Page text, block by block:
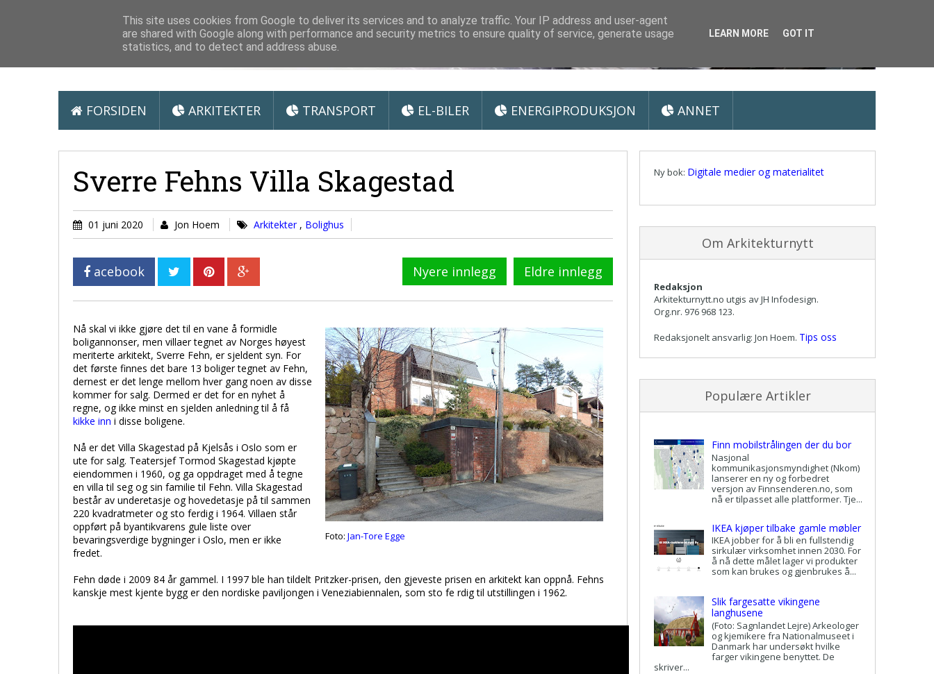
Arkitektur & Miljøteknologi
FORSIDEN ARKITEKTER TRANSPORT EL-BILER ENERGIPRODUKSJON ANNET
Sverre Fehns Villa Skagestad
01 juni 2020 Jon Hoem Arkitekter , Bolighus
acebook Nyere innlegg Eldre innlegg
Foto: Jan-Tore Egge
Nå skal vi ikke gjøre det til en vane å formidle
boligannonser, men villaer tegnet av Norges høyest
meriterte arkitekt, Sverre Fehn, er sjeldent syn. For
det første finnes det bare 13 boliger tegnet av Fehn,
dernest er det lenge mellom hver gang noen av disse
kommer for salg. Dermed er det for en nyhet å
regne, og ikke minst en sjelden anledning til å få
kikke inn i disse boligene.
Nå er det Villa Skagestad på Kjelsås i Oslo som er
ute for salg. Teatersjef Tormod Skagestad kjøpte
eiendommen i 1960, og ga oppdraget med å tegne
en villa til seg og sin familie til Fehn. Villa Skagestad
består av underetasje og hovedetasje på til sammen
220 kvadratmeter og sto ferdig i 1964. Villaen står
oppført på byantikvarens gule liste over
bevaringsverdige bygninger i Oslo, men er ikke
fredet.
Fehn døde i 2009 84 år gammel. I 1997 ble han tildelt Pritzker-prisen, den gjeveste prisen en arkitekt kan oppnå. Fehns
kanskje mest kjente bygg er den nordiske paviljongen i Veneziabiennalen, som sto fe rdig til utstillingen i 1962.
Ny bok: Digitale medier og materialitet
Om Arkitekturnytt
Redaksjon
Arkitekturnytt.no utgis av JH Infodesign.
Org.nr. 976 968 123.
Redaksjonelt ansvarlig: Jon Hoem. Tips oss
Populære Artikler
Finn mobilstrålingen der du bor
Nasjonal
kommunikasjonsmyndighet (Nkom)
lanserer en ny og forbedret
versjon av Finnsenderen.no, som
nå er tilpasset alle plattformer. Tje...
IKEA kjøper tilbake gamle møbler
IKEA jobber for å bli en fullstendig
sirkulær virksomhet innen 2030. For
å nå dette målet lager vi produkter
som kan brukes og gjenbrukes å...
Slik fargesatte vikingene
langhusene
(Foto: Sagnlandet Lejre) Arkeologer
og kjemikere fra Nationalmuseet i
Danmark har undersøkt hvilke
farger vikingene benyttet. De
skriver...
This site uses cookies from Google to deliver its services and to analyze traffic. Your IP address and user-agent
are shared with Google along with performance and security metrics to ensure quality of service, generate usage
statistics, and to detect and address abuse.
LEARN MORE GOT IT